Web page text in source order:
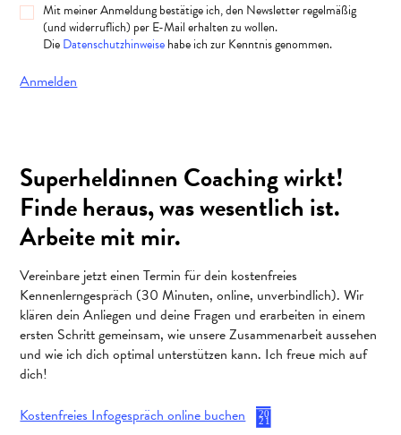
Mit meiner Anmeldung bestätige ich, den Newsletter regelmäßig
(und widerruflich) per E-Mail erhalten zu wollen.
DieDatenschutzhinweisehabe ich zur Kenntnis genommen.
Anmelden
Superheldinnen Coaching wirkt!
Finde heraus, was wesentlich ist.
Arbeite mit mir.
Vereinbare jetzt einen Termin für dein kostenfreies
Kennenlerngespräch (30 Minuten, online, unverbindlich). Wir
klären dein Anliegen und deine Fragen und erarbeiten in einem
ersten Schritt gemeinsam, wie unsere Zusammenarbeit aussehen
und wie ich dich optimal unterstützen kann. Ich freue mich auf
dich!
Kostenfreies Infogespräch online buchen